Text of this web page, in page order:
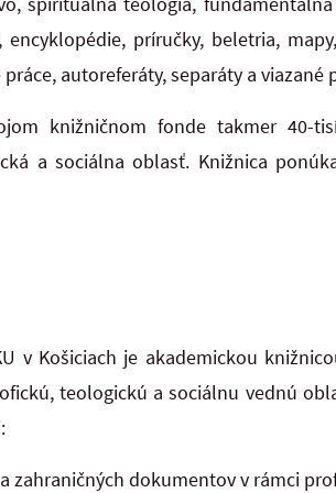
príručky, beletria,
práce, autoreferáty, separáty a viazané
knižničnom fonde takmer 40-
a sociálna oblasť. Knižnica
v Košiciach je akademickou
teologickú a sociálnu vednú
zahraničných dokumentov v rámci